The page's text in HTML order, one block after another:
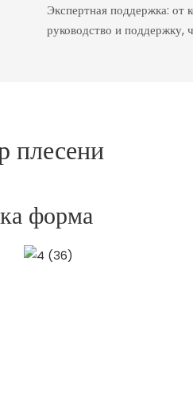
Экспертная поддержка: от
руководство и поддержку,
плесени
форма